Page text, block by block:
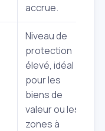
accrue.
Niveau de
protection
élevé, idéal
pour les
biens de
valeur ou les
zones à